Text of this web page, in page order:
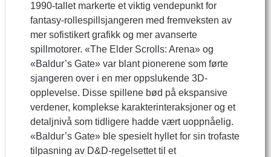
1990-tallet markerte et viktig vendepunkt for
fantasy-rollespillsjangeren med fremveksten av
mer sofistikert grafikk og mer avanserte
spillmotorer. «The Elder Scrolls: Arena» og
«Baldur’s Gate» var blant pionerene som førte
sjangeren over i en mer oppslukende 3D-
opplevelse. Disse spillene bød på ekspansive
verdener, komplekse karakterinteraksjoner og et
detaljnivå som tidligere hadde vært uoppnåelig.
«Baldur’s Gate» ble spesielt hyllet for sin trofaste
tilpasning av D&D-regelsettet til et